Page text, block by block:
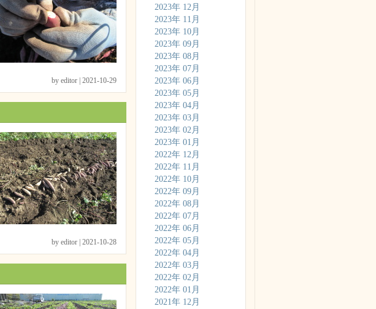
by editor | 2021-10-29
by editor | 2021-10-28
2023年 12月
2023年 11月
2023年 10月
2023年 09月
2023年 08月
2023年 07月
2023年 06月
2023年 05月
2023年 04月
2023年 03月
2023年 02月
2023年 01月
2022年 12月
2022年 11月
2022年 10月
2022年 09月
2022年 08月
2022年 07月
2022年 06月
2022年 05月
2022年 04月
2022年 03月
2022年 02月
2022年 01月
2021年 12月